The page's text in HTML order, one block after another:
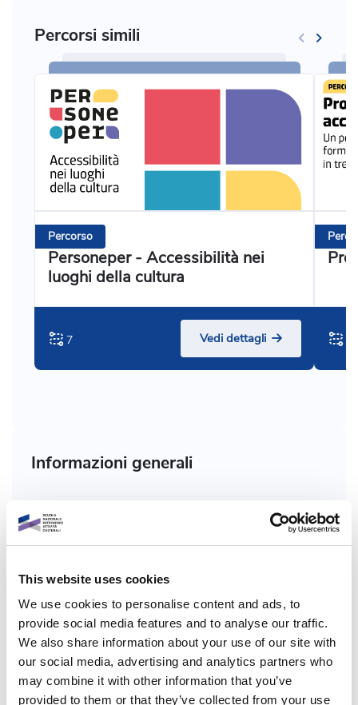
This website uses cookies
We use cookies to personalise content and ads, to
provide social media features and to analyse our traffic.
We also share information about your use of our site with
our social media, advertising and analytics partners who
may combine it with other information that you’ve
provided to them or that they’ve collected from your use
Percorsi simili
Percorso
Personeper - Accessibilità nei
luoghi della cultura
7 Vedi dettagli
Informazioni generali
Codice percorso :
Ambiti tematici: Coinvolgimento, accessibilità e
comunicazione
Accessibilità, inclusione e progettazione
universale, Audience development e partecipazione